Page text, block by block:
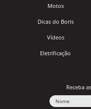
Motos
Dicas do Boris
Vídeos
Eletrificação
Receba